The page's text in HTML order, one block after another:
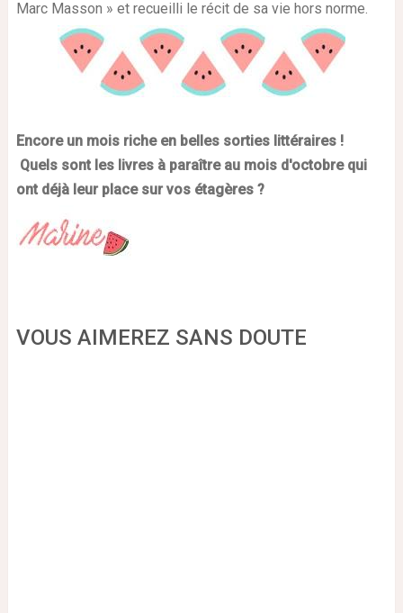
Marc Masson » et recueilli le récit de sa vie hors norme.
Encore un mois riche en belles sorties littéraires !
Quels sont les livres à paraître au mois d'octobre qui
ont déjà leur place sur vos étagères ?
VOUS AIMEREZ SANS DOUTE